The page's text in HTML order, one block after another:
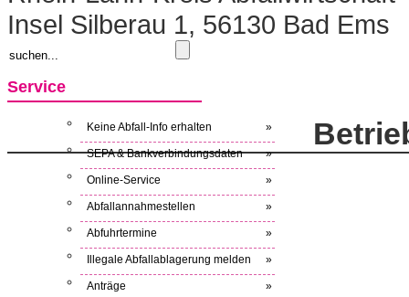
Insel Silberau 1, 56130 Bad Ems
Service
Keine Abfall-Info erhalten »
SEPA & Bankverbindungsdaten »
Online-Service »
Abfallannahmestellen »
Abfuhrtermine »
Illegale Abfallablagerung melden »
Anträge »